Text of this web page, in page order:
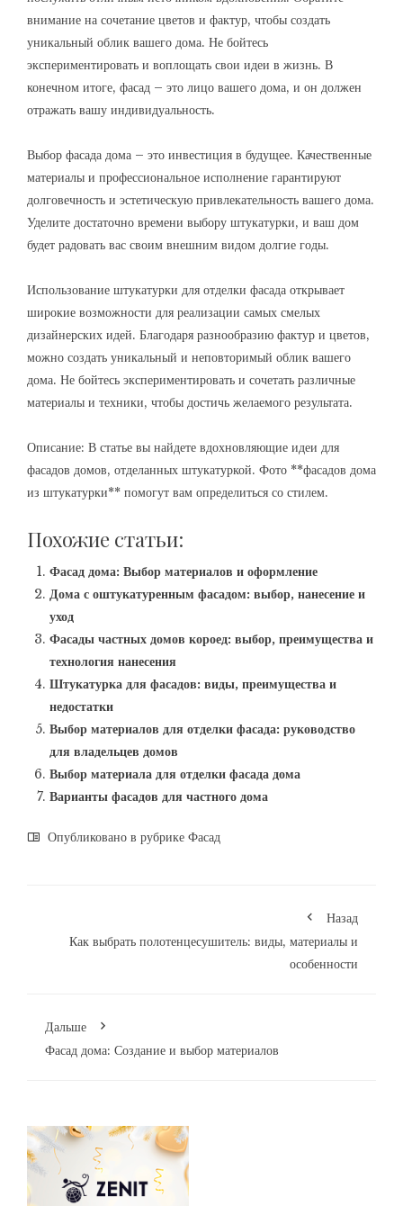
внимание на сочетание цветов и фактур, чтобы создать
уникальный облик вашего дома. Не бойтесь
экспериментировать и воплощать свои идеи в жизнь. В
конечном итоге, фасад – это лицо вашего дома, и он должен
отражать вашу индивидуальность.
Выбор фасада дома – это инвестиция в будущее. Качественные
материалы и профессиональное исполнение гарантируют
долговечность и эстетическую привлекательность вашего дома.
Уделите достаточно времени выбору штукатурки, и ваш дом
будет радовать вас своим внешним видом долгие годы.
Использование штукатурки для отделки фасада открывает
широкие возможности для реализации самых смелых
дизайнерских идей. Благодаря разнообразию фактур и цветов,
можно создать уникальный и неповторимый облик вашего
дома. Не бойтесь экспериментировать и сочетать различные
материалы и техники, чтобы достичь желаемого результата.
Описание: В статье вы найдете вдохновляющие идеи для
фасадов домов, отделанных штукатуркой. Фото **фасадов дома
из штукатурки** помогут вам определиться со стилем.
Похожие статьи:
Фасад дома: Выбор материалов и оформление
Дома с оштукатуренным фасадом: выбор, нанесение и
уход
Фасады частных домов короед: выбор, преимущества и
технология нанесения
Штукатурка для фасадов: виды, преимущества и
недостатки
Выбор материалов для отделки фасада: руководство
для владельцев домов
Выбор материала для отделки фасада дома
Варианты фасадов для частного дома
Опубликовано в рубрике Фасад
Назад
Как выбрать полотенцесушитель: виды, материалы и
особенности
Дальше
Фасад дома: Создание и выбор материалов